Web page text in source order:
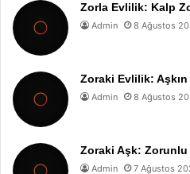
Zorla Evlilik: Kalp
Admin 8 Ağustos
Zoraki Evlilik:
Admin 8 Ağustos
Zoraki Aşk: Zorunlu
Admin 7 Ağustos